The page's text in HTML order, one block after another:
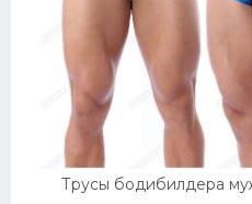
Трусы бодибилдера